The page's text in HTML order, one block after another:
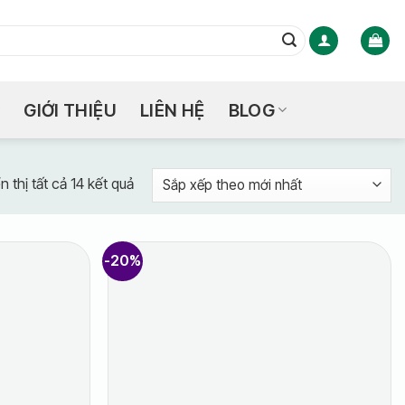
GIỚI THIỆU LIÊN HỆ BLOG
thị tất cả 14 kết quảĐã
sắp
theo
mới
-20%